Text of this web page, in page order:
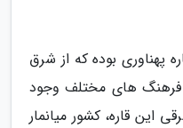
پهناوری بوده که از شرق
فرهنگ های مختلف وجود
این قاره، کشور میانمار